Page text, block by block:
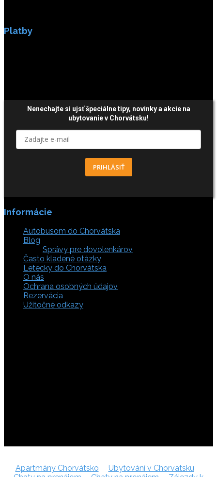
Platby
Nenechajte si ujsť špeciálne tipy, novinky a akcie na
ubytovanie v Chorvátsku!
PRIHLÁSIŤ
Informácie
Autobusom do Chorvátska
Blog
Správy pre dovolenkárov
Často kladené otázky
Letecky do Chorvátska
O nás
Ochrana osobných údajov
Rezervácia
Užitočné odkazy
Apartmány Chorvátsko
Ubytování v Chorvatsku